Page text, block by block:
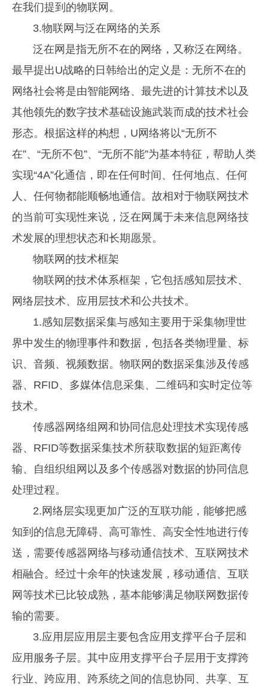
在我们提到的物联网。
3.物联网与泛在网络的关系
泛在网是指无所不在的网络，又称泛在网络。
最早提出U战略的日韩给出的定义是：无所不在的
网络社会将是由智能网络、最先进的计算技术以及
其他领先的数字技术基础设施武装而成的技术社会
形态。根据这样的构想，U网络将以“无所不
在”、“无所不包”、“无所不能”为基本特征，帮助人类
实现“4A”化通信，即在任何时间、任何地点、任何
人、任何物都能顺畅地通信。故相对于物联网技术
的当前可实现性来说，泛在网属于未来信息网络技
术发展的理想状态和长期愿景。
物联网的技术框架
物联网的技术体系框架，它包括感知层技术、
网络层技术、应用层技术和公共技术。
1.感知层数据采集与感知主要用于采集物理世
界中发生的物理事件和数据，包括各类物理量、标
识、音频、视频数据。物联网的数据采集涉及传感
器、RFID、多媒体信息采集、二维码和实时定位等
技术。
传感器网络组网和协同信息处理技术实现传感
器、RFID等数据采集技术所获取数据的短距离传
输、自组织组网以及多个传感器对数据的协同信息
处理过程。
2.网络层实现更加广泛的互联功能，能够把感
知到的信息无障碍、高可靠性、高安全性地进行传
送，需要传感器网络与移动通信技术、互联网技术
相融合。经过十余年的快速发展，移动通信、互联
网等技术已比较成熟，基本能够满足物联网数据传
输的需要。
3.应用层应用层主要包含应用支撑平台子层和
应用服务子层。其中应用支撑平台子层用于支撑跨
行业、跨应用、跨系统之间的信息协同、共享、互